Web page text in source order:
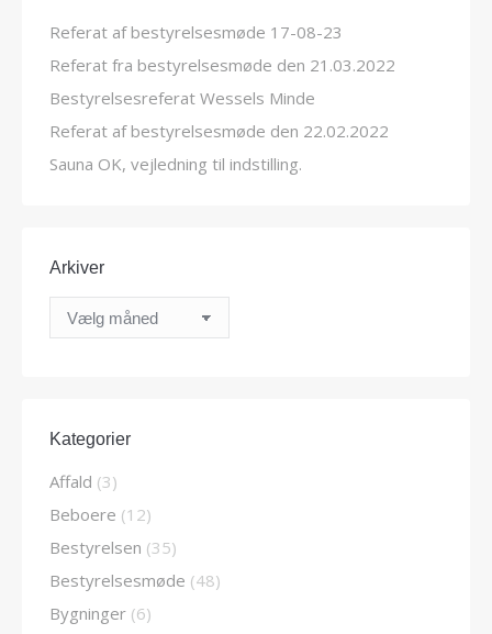
Referat af bestyrelsesmøde 17-08-23
Referat fra bestyrelsesmøde den 21.03.2022
Bestyrelsesreferat Wessels Minde
Referat af bestyrelsesmøde den 22.02.2022
Sauna OK, vejledning til indstilling.
Arkiver
Arkiver
Kategorier
Affald (3)
Beboere (12)
Bestyrelsen (35)
Bestyrelsesmøde (48)
Bygninger (6)